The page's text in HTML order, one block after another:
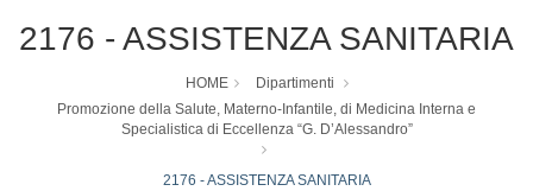
2176 - ASSISTENZA SANITARIA
HOME
Dipartimenti
Promozione della Salute, Materno-Infantile, di Medicina Interna e
Specialistica di Eccellenza “G. D’Alessandro”
2176 - ASSISTENZA SANITARIA